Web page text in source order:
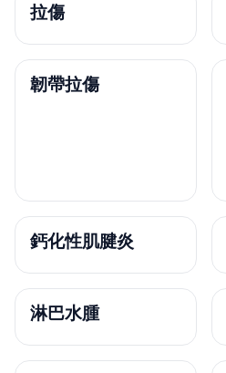
拉傷
韌帶拉傷
鈣化性肌腱炎
淋巴水腫